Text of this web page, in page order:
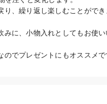
り、繰り返し楽しむことができ
みに、小物入れとしてもお使い
のでプレゼントにもオススメで